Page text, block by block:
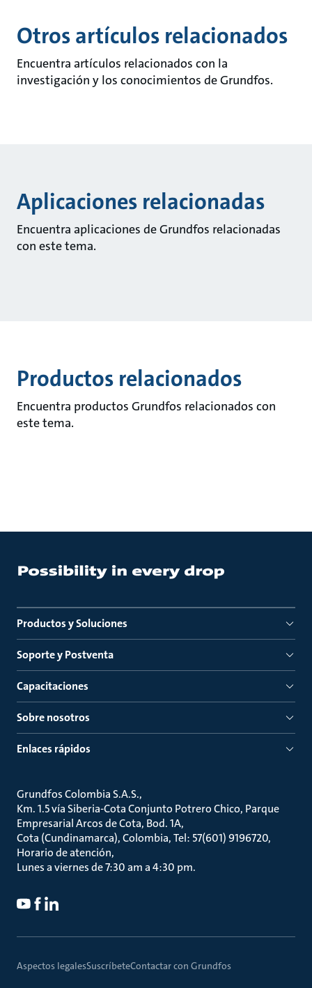
Otros artículos relacionados
Encuentra artículos relacionados con la
investigación y los conocimientos de Grundfos.
Aplicaciones relacionadas
Encuentra aplicaciones de Grundfos relacionadas
con este tema.
Productos relacionados
Encuentra productos Grundfos relacionados con
este tema.
Productos y Soluciones
Soporte y Postventa
Capacitaciones
Sobre nosotros
Enlaces rápidos
Grundfos Colombia S.A.S.
Km. 1.5 vía Siberia-Cota Conjunto Potrero Chico, Parque
Empresarial Arcos de Cota, Bod. 1A
Cota (Cundinamarca), Colombia, Tel: 57(601) 9196720
Horario de atención
Lunes a viernes de 7:30 am a 4:30 pm.
Aspectos legalesSuscríbeteContactar con Grundfos